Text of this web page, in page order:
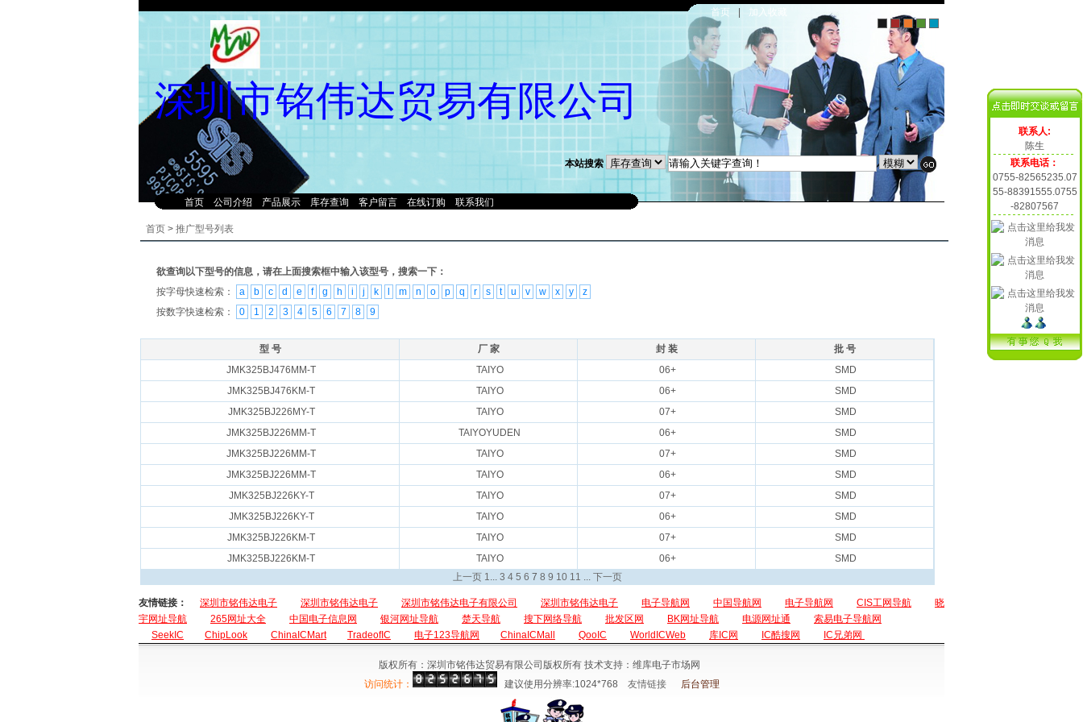
联系人:
陈生
联系电话：
0755-82565235.07
55-88391555.0755
-82807567
首页 加入收藏
本站搜索
首页 公司介绍 产品展示 库存查询 客户留言 在线订购 联系我们
深圳市铭伟达贸易有限公司
首页 > 推广型号列表
欲查询以下型号的信息，请在上面搜索框中输入该型号，搜索一下：
按字母快速检索：
a b c d e f g h i j k m n o p q r s t u v w x y
z
按数字快速检索：
0 1 2 3 4 5 6 7 8 9
型 号 厂 家 封 装
批 号
JMK325BJ476MM-T
TAIYO 06+
SMD
JMK325BJ476KM-T
TAIYO 06+
SMD
JMK325BJ226MY-T
TAIYO 07+
SMD
JMK325BJ226MM-T
TAIYOYUDEN 06+
SMD
JMK325BJ226MM-T
TAIYO 07+
SMD
JMK325BJ226MM-T
TAIYO 06+
SMD
JMK325BJ226KY-T
TAIYO 07+
SMD
JMK325BJ226KY-T
TAIYO 06+
SMD
JMK325BJ226KM-T
TAIYO 07+
SMD
JMK325BJ226KM-T
TAIYO 06+
SMD
上一页 1... 3 4 5 6 7 8 9 10 11 ... 下一页
友情链接： 深圳市铭伟达电子 深圳市铭伟达电子 深圳市铭伟达电子有限公司 深圳市铭伟达电子 电子导航网 中国导航网 电子导航网 CIS工网导航
晓
宇网址导航
265网址大全 中国电子信息网 银河网址导航 楚天导航 搜下网络导航 批发区网 BK网址导航 电源网址通
索易电子导航网
SeekIC
ChipLook ChinaICMart TradeofIC 电子123导航网 ChinaICMall QooIC WorldICWeb 库IC网 IC酷搜网 IC兄弟网
版权所有：深圳市铭伟达贸易有限公司版权所有 技术支持：维库电子市场网
访问统计：
建议使用分辨率:1024*768 友情链接 后台管理